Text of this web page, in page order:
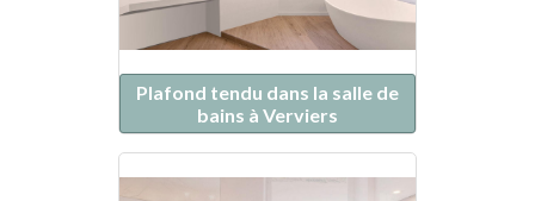
Plafond tendu dans la salle de
bains à Verviers